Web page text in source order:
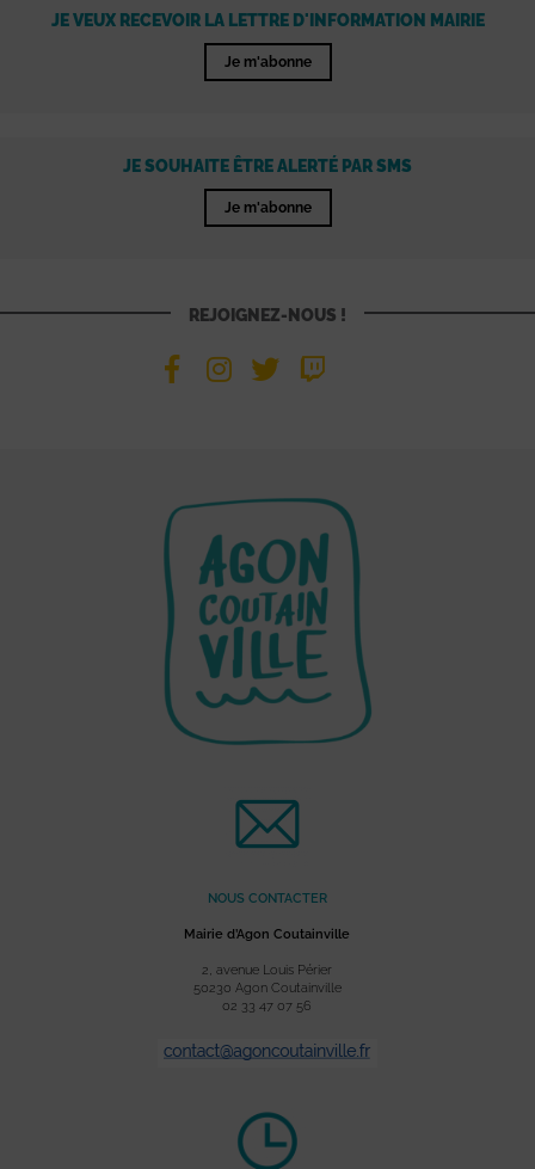
JE VEUX RECEVOIR LA LETTRE D'INFORMATION MAIRIE
Je m'abonne
JE SOUHAITE ÊTRE ALERTÉ PAR SMS
Je m'abonne
REJOIGNEZ-NOUS !
NOUS CONTACTER
Mairie d’Agon Coutainville
2, avenue Louis Périer
50230 Agon Coutainville
02 33 47 07 56